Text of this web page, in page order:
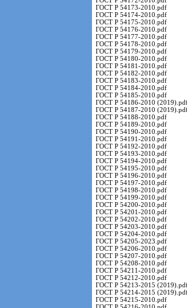
ГОСТ Р 54173-2010.pdf
ГОСТ Р 54174-2010.pdf
ГОСТ Р 54175-2010.pdf
ГОСТ Р 54176-2010.pdf
ГОСТ Р 54177-2010.pdf
ГОСТ Р 54178-2010.pdf
ГОСТ Р 54179-2010.pdf
ГОСТ Р 54180-2010.pdf
ГОСТ Р 54181-2010.pdf
ГОСТ Р 54182-2010.pdf
ГОСТ Р 54183-2010.pdf
ГОСТ Р 54184-2010.pdf
ГОСТ Р 54185-2010.pdf
ГОСТ Р 54186-2010
ГОСТ Р 54187-2010
ГОСТ Р 54188-2010.pdf
ГОСТ Р 54189-2010.pdf
ГОСТ Р 54190-2010.pdf
ГОСТ Р 54191-2010.pdf
ГОСТ Р 54192-2010.pdf
ГОСТ Р 54193-2010.pdf
ГОСТ Р 54194-2010.pdf
ГОСТ Р 54195-2010.pdf
ГОСТ Р 54196-2010.pdf
ГОСТ Р 54197-2010.pdf
ГОСТ Р 54198-2010.pdf
ГОСТ Р 54199-2010.pdf
ГОСТ Р 54200-2010.pdf
ГОСТ Р 54201-2010.pdf
ГОСТ Р 54202-2010.pdf
ГОСТ Р 54203-2010.pdf
ГОСТ Р 54204-2010.pdf
ГОСТ Р 54205-2023.pdf
ГОСТ Р 54206-2010.pdf
ГОСТ Р 54207-2010.pdf
ГОСТ Р 54208-2010.pdf
ГОСТ Р 54211-2010.pdf
ГОСТ Р 54212-2010.pdf
ГОСТ Р 54213-2015
ГОСТ Р 54214-2015
ГОСТ Р 54215-2010.pdf